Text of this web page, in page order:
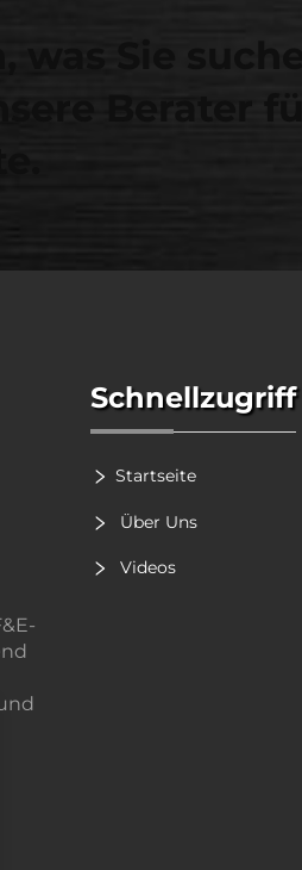
Berater
Schnellzugriff
Startseite
Über Uns
Videos